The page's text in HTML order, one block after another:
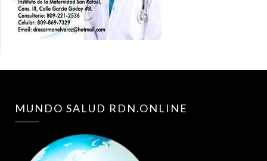
MUNDO SALUD RDN.ONLINE